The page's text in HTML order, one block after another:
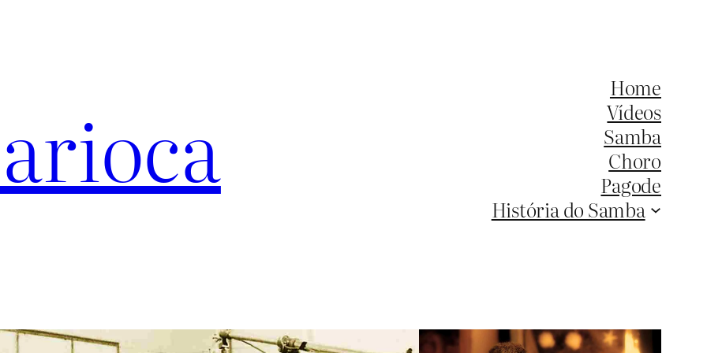
Home
Vídeos
Samba
Choro
Pagode
História do Samba